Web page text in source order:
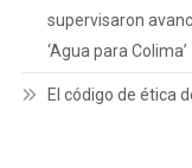
supervisaron
‘Agua para Colima’
El código de ética